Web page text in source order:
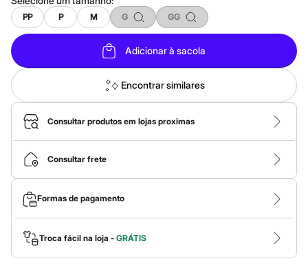
Feminino
Em alta
Inverno
Alfaiataria
Novidades
Roupas
Blusas e Camisetas
Básicos
Calças
Casacos e Jaquetas
Jeans
Macacões
Saias
Shorts e Bermudas
Vestidos
Acessórios
Bolsas
Bonés e Chapéus
Bijoux
Cintos
Óculos
PP P M G GG
Adicionar à sacola
Encontrar similares
Consultar produtos em lojas proximas
Consultar frete
Formas de pagamento
Troca fácil na loja - GRÁTIS